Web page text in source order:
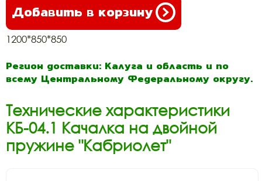
Добавить в корзину
1200*850*850
Регион доставки: Калуга и область и по
всему Центральному Федеральному округу.
Технические характеристики
КБ-04.1 Качалка на двойной
пружине "Кабриолет"